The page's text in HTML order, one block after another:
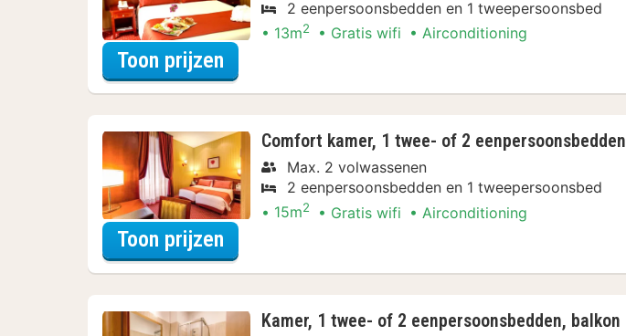
2 eenpersoonsbedden en 1 tweepersoonsbed
13m2 Gratis wifi Airconditioning
Toon prijzen
Comfort kamer, 1 twee- of 2 eenpersoonsbedden
Max. 2 volwassenen
2 eenpersoonsbedden en 1 tweepersoonsbed
15m2 Gratis wifi Airconditioning
Toon prijzen
Kamer, 1 twee- of 2 eenpersoonsbedden, balkon